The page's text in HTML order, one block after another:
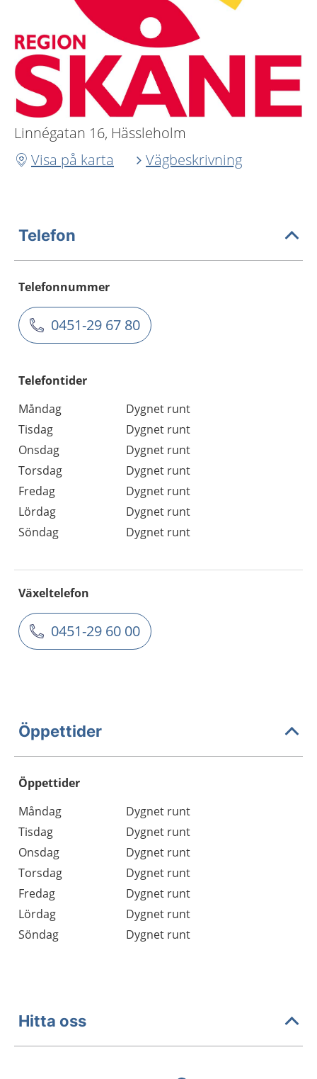
Linnégatan 16, Hässleholm
Visa på karta
Vägbeskrivning
Telefon
Telefonnummer
0451-29 67 80
Telefontider
Måndag
Dygnet runt
Tisdag
Dygnet runt
Onsdag
Dygnet runt
Torsdag
Dygnet runt
Fredag
Dygnet runt
Lördag
Dygnet runt
Söndag
Dygnet runt
Växeltelefon
0451-29 60 00
Öppettider
Öppettider
Dag
Öppettider
Kommentarer
Måndag
Dygnet runt
Tisdag
Dygnet runt
Onsdag
Dygnet runt
Torsdag
Dygnet runt
Fredag
Dygnet runt
Lördag
Dygnet runt
Söndag
Dygnet runt
Hitta oss